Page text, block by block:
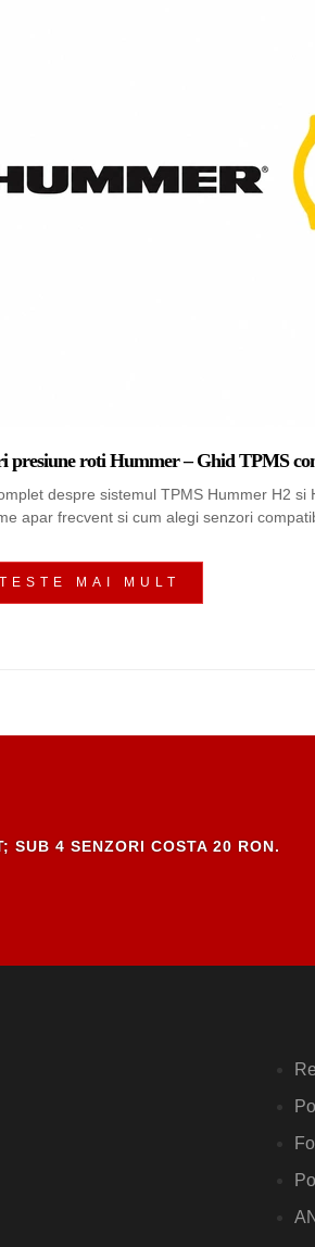
presiune roti Hummer – Ghid TPMS
despre sistemul TPMS Hummer H2
apar frecvent si cum alegi senzori
MAI MULT
SUB 4 SENZORI COSTA 20 RON.